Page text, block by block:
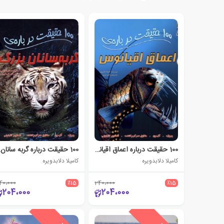
100 حقیقت درباره اعماق اقیانوس
کامیلا دلابدویره
٪15 240،000
204،000
100
کامیلا دلابدویره
٪15
204،000